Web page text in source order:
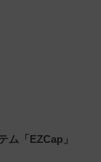
ム「EZCap」